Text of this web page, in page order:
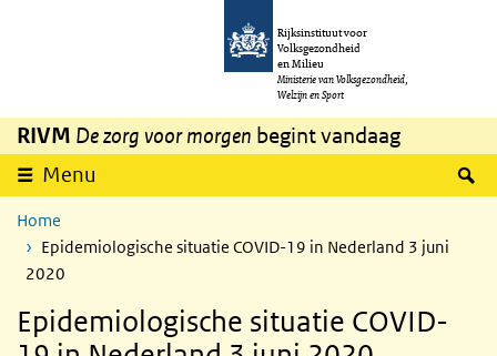
Overslaan en naar de inhoud gaan
Rijksinstituut voor
Volksgezondheid
en Milieu
Ministerie van Volksgezondheid,
Welzijn en Sport
RIVM De zorg voor morgen begint vandaag
Menu
Home
Epidemiologische situatie COVID-19 in Nederland 3 juni
2020
Epidemiologische situatie COVID-